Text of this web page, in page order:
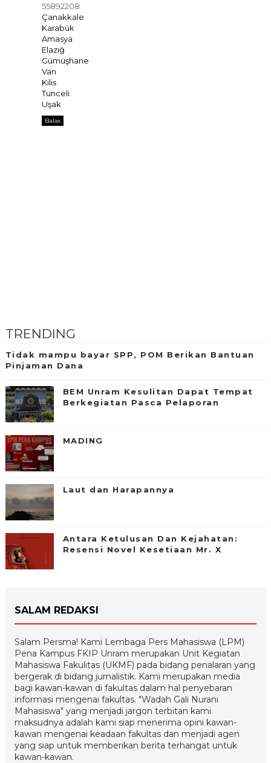
55892208
Çanakkale
Karabük
Amasya
Elazığ
Gümüşhane
Van
Kilis
Tunceli
Uşak
Balas
TRENDING
Tidak mampu bayar SPP, POM Berikan Bantuan
Pinjaman Dana
BEM Unram Kesulitan Dapat Tempat
Berkegiatan Pasca Pelaporan
MADING
Laut dan Harapannya
Antara Ketulusan Dan Kejahatan:
Resensi Novel Kesetiaan Mr. X
SALAM REDAKSI
Salam Persma! Kami Lembaga Pers Mahasiswa (LPM)
Pena Kampus FKIP Unram merupakan Unit Kegiatan
Mahasiswa Fakulitas (UKMF) pada bidang penalaran yang
bergerak di bidang jurnalistik. Kami merupakan media
bagi kawan-kawan di fakultas dalam hal penyebaran
informasi mengenai fakultas. "Wadah Gali Nurani
Mahasiswa" yang menjadi jargon terbitan kami
maksudnya adalah kami siap menerima opini kawan-
kawan mengenai keadaan fakultas dan menjadi agen
yang siap untuk memberikan berita terhangat untuk
kawan-kawan.